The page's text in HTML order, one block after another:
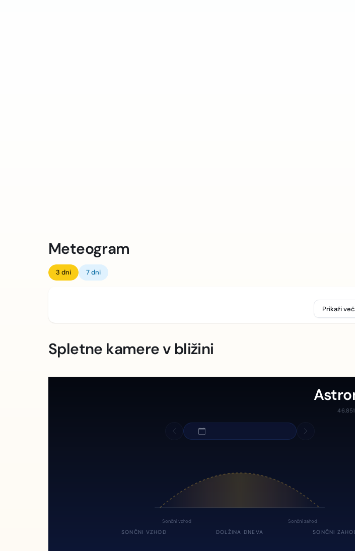
Meteogram
3 dni 7 dni
Prikaži več
Spletne kamere v bližini
Sončni vzhod Sončni zahod
SONČNI VZHOD DOLŽINA DNEVA SONČNI